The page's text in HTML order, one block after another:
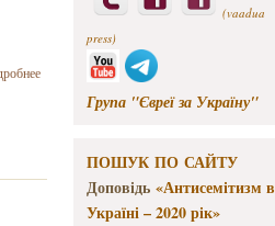
о Бернар-
країна, що
ставиться з
(vaadua
press)
Група "Євреї за Україну"
ПОШУК ПО САЙТУ
Доповідь «Антисемітизм в
Україні – 2020 рік»